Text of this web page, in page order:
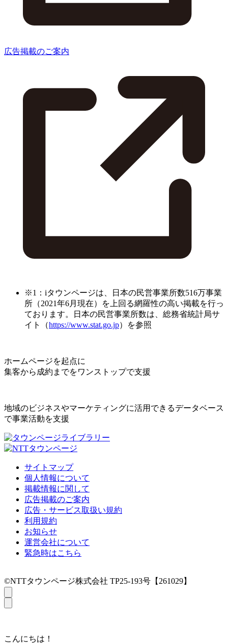
広告掲載のご案内
※1：iタウンページは、日本の民営事業所数516万事業
所（2021年6月現在）を上回る網羅性の高い掲載を行っ
ております。日本の民営事業所数は、総務省統計局サ
イト（https://www.stat.go.jp）を参照
ホームページを起点に
集客から成約までをワンストップで支援
地域のビジネスやマーケティングに活用できるデータベース
で事業活動を支援
サイトマップ
個人情報について
掲載情報に関して
広告掲載のご案内
広告・サービス取扱い規約
利用規約
お知らせ
運営会社について
緊急時はこちら
©NTTタウンページ株式会社 TP25-193号【261029】
こんにちは！